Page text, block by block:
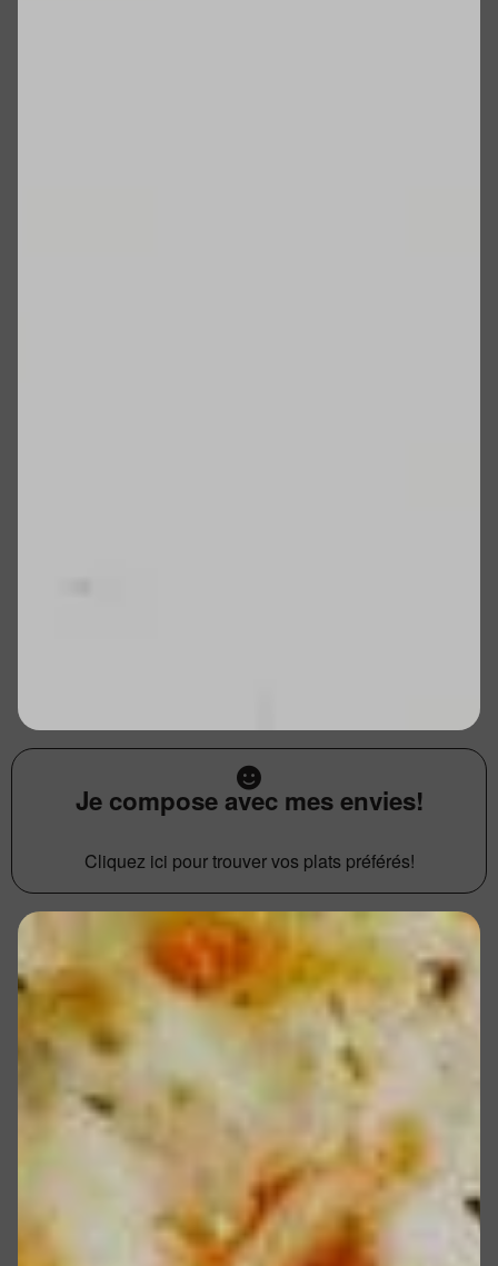
Je compose avec mes envies!
Cliquez ici pour trouver vos plats préférés!